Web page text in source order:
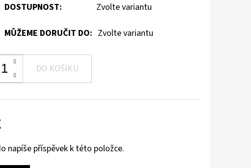
DOSTUPNOST: Zvolte variantu
MŮŽEME DORUČIT DO: Zvolte variantu
DO KOŠÍKU
napíše příspěvek k této položce.